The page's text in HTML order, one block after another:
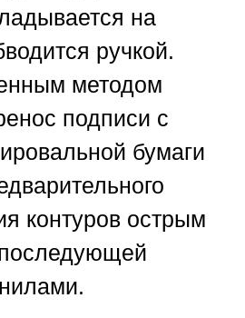
на
ручкой.
методом
подписи с
бумаги
контуров острым